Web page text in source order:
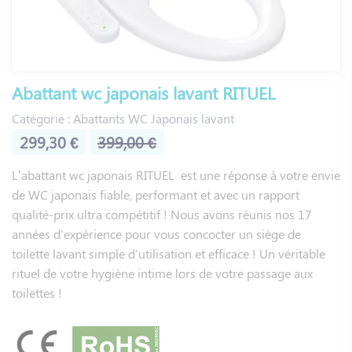
La télécommande déportée ou le panneau de commande
latéral fixe permet d'ajuster la température de l'eau et la
puissance du jet selon vos préférences. Des fonctionnalités
désodorisation automatique transforment chaque utilisation
en moment de bien-être.
Le design épuré des abattants Saniclean s'harmonise
parfaitement avec votre salle de bains, tandis que leur
revêtement antibactérien assure une hygiène irréprochable.
Quel est le prix moyen d'un
abattant WC japonais ?
Lesabattants WC japonaisSaniclean s'adaptent à tous les
budgets avec des tarifs allant de 85 € pour le modèle
EVIDENCE aux fonctionnalités haut de gamme.
Abattant wc japonais lavant RITUEL
Catégorie : Abattants WC Japonais lavant
299,30 € 399,00 €
L’abattant wc japonais RITUEL est une réponse à votre envie
de WC japonais fiable, performant et avec un rapport
qualité-prix ultra compétitif ! Nous avons réunis nos 17
années d'expérience pour vous concocter un siège de
toilette lavant simple d'utilisation et efficace ! Un véritable
rituel de votre hygiène intime lors de votre passage aux
toilettes !